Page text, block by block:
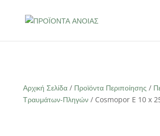
Αρχική Σελίδα/ Προϊόντα Περιποίησης /
Τραυμάτων-Πληγών/ Cosmopor E 10 x